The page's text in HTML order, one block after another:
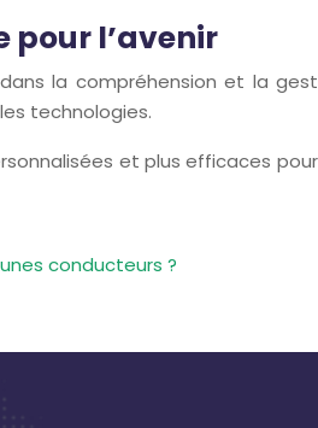
pour l’avenir
la compréhension et la
technologies.
et plus efficaces
conducteurs ?